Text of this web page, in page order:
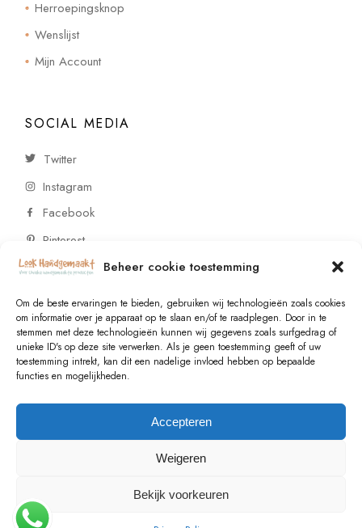
Beheer cookie toestemming
Om de beste ervaringen te bieden, gebruiken wij technologieën zoals cookies
om informatie over je apparaat op te slaan en/of te raadplegen. Door in te
stemmen met deze technologieën kunnen wij gegevens zoals surfgedrag of
unieke ID's op deze site verwerken. Als je geen toestemming geeft of uw
toestemming intrekt, kan dit een nadelige invloed hebben op bepaalde
functies en mogelijkheden.
Accepteren
Weigeren
Bekijk voorkeuren
Herroepingsknop
Wenslijst
Mijn Account
SOCIAL MEDIA
Twitter
Instagram
Facebook
Pinterest
CONTACT
Vragen of wensen? Neem contact op!
+31 (0)6 229 021 29
© 2023 , All Rights Reserved